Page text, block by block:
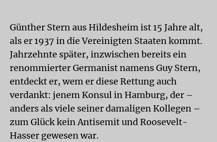
Günther Stern aus Hildesheim ist 15 Jahre alt,
als er 1937 in die Vereinigten Staaten kommt.
Jahrzehnte später, inzwischen bereits ein
renommierter Germanist namens Guy Stern,
entdeckt er, wem er diese Rettung auch
verdankt: jenem Konsul in Hamburg, der –
anders als viele seiner damaligen Kollegen –
zum Glück kein Antisemit und Roosevelt-
Hasser gewesen war.